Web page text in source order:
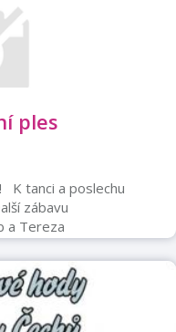
ples
K tanci a poslechu
zábavu
a Tereza
"KARI"
Slosovatelné
večeře 250,-
na ulici